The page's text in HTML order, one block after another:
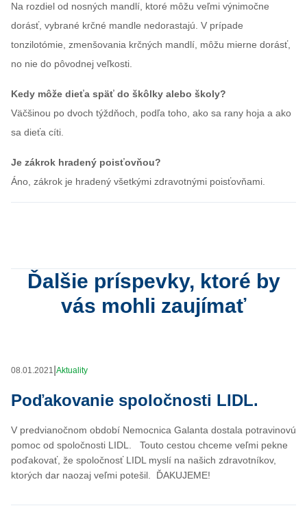
Na rozdiel od nosných mandlí, ktoré môžu veľmi výnimočne
dorásť, vybrané krčné mandle nedorastajú. V prípade
tonzilotómie, zmenšovania krčných mandlí, môžu mierne dorásť,
no nie do pôvodnej veľkosti.
Kedy môže dieťa späť do škôlky alebo školy?
Väčšinou po dvoch týždňoch, podľa toho, ako sa rany hoja a ako
sa dieťa cíti.
Je zákrok hradený poisťovňou?
Áno, zákrok je hradený všetkými zdravotnými poisťovňami.
Ďalšie príspevky, ktoré by
vás mohli zaujímať
08.01.2021 Aktuality
Poďakovanie spoločnosti LIDL.
V predvianočnom období Nemocnica Galanta dostala potravinovú
pomoc od spoločnosti LIDL. Touto cestou chceme veľmi pekne
poďakovať, že spoločnosť LIDL myslí na našich zdravotníkov,
ktorých dar naozaj veľmi potešil. ĎAKUJEME!